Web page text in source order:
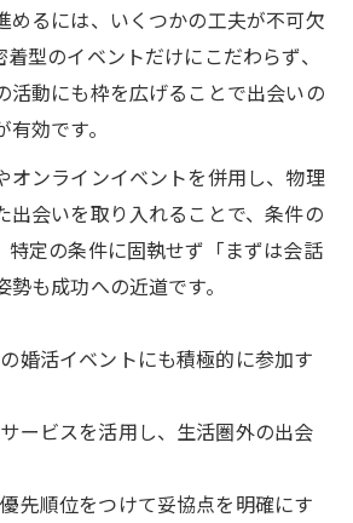
めるには、いくつかの工夫が不可欠
型のイベントだけにこだわらず、
活動にも枠を広げることで出会いの
効です。
オンラインイベントを併用し、物理
出会いを取り入れることで、条件の
特定の条件に固執せず「まずは会話
も成功への近道です。
婚活イベントにも積極的に参加す
ービスを活用し、生活圏外の出会
先順位をつけて妥協点を明確にす